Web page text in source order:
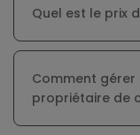
Quel est le prix
Comment
propriétaire de